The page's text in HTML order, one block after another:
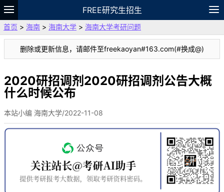
FREE研究生招生
题库
故事 专题 APP 笔记
VIP
资料
首页 > 海南 > 海南大学 > 海南大学考研问题
删除或更新信息，请邮件至freekaoyan#163.com(#换成@)
2020研招调剂2020研招调剂公告大概
什么时候公布
本站小编 海南大学/2022-11-08